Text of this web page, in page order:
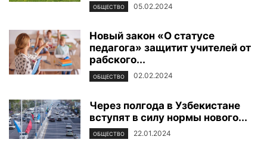
ОБЩЕСТВО 05.02.2024
Новый закон «О статусе
педагога» защитит учителей от
рабского...
ОБЩЕСТВО 02.02.2024
Через полгода в Узбекистане
вступят в силу нормы нового...
ОБЩЕСТВО 22.01.2024